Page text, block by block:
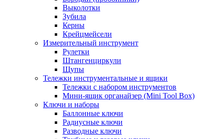
Выколотки
Зубила
Керны
Крейцмейсели
Измерительный инструмент
Рулетки
Штангенциркули
Щупы
Тележки инструментальные и ящики
Тележки с набором инструментов
Мини-ящик органайзер (Mini Tool Box)
Ключи и наборы
Баллонные ключи
Радиусные ключи
Разводные ключи